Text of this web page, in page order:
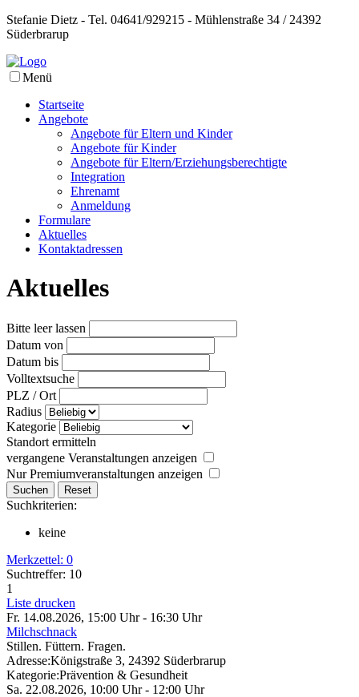
Stefanie Dietz - Tel. 04641/929215 - Mühlenstraße 34 / 24392
Süderbrarup
Menü
Startseite
Angebote
Angebote für Eltern und Kinder
Angebote für Kinder
Angebote für Eltern/Erziehungsberechtigte
Integration
Ehrenamt
Anmeldung
Formulare
Aktuelles
Kontaktadressen
Aktuelles
Bitte leer lassen
Datum von
Datum bis
Volltextsuche
PLZ / Ort
Radius
Kategorie
Standort ermitteln
vergangene Veranstaltungen anzeigen
Nur Premiumveranstaltungen anzeigen
Suchkriterien:
keine
Merkzettel: 0
Suchtreffer: 10
1
Liste drucken
Fr. 14.08.2026, 15:00 Uhr - 16:30 Uhr
Milchschnack
Stillen. Füttern. Fragen.
Adresse:Königstraße 3, 24392 Süderbrarup
Kategorie:Prävention & Gesundheit
Sa. 22.08.2026, 10:00 Uhr - 12:00 Uhr